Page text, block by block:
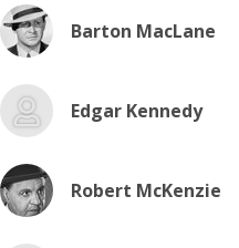
Barton MacLane
Edgar Kennedy
Robert McKenzie